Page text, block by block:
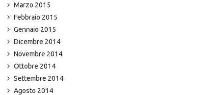
Marzo 2015
Febbraio 2015
Gennaio 2015
Dicembre 2014
Novembre 2014
Ottobre 2014
Settembre 2014
Agosto 2014